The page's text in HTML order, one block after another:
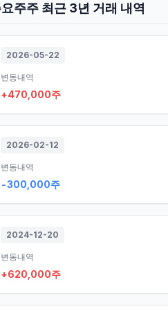
주주 최근 3년 거래 내역
2026-05-22
변동내역
+470,000주
2026-02-12
변동내역
-300,000주
2024-12-20
변동내역
+620,000주